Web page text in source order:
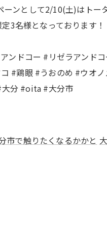
ンとして2/10(土)はト
3名様となっております！
ンドコー #リゼラアンド
#鶏眼 #うおのめ #ウオ
大分 #oita #大分市
市で触りたくなるかかと